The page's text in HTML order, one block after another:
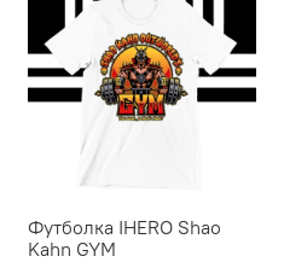
Футболка IHERO Shao
Kahn GYM